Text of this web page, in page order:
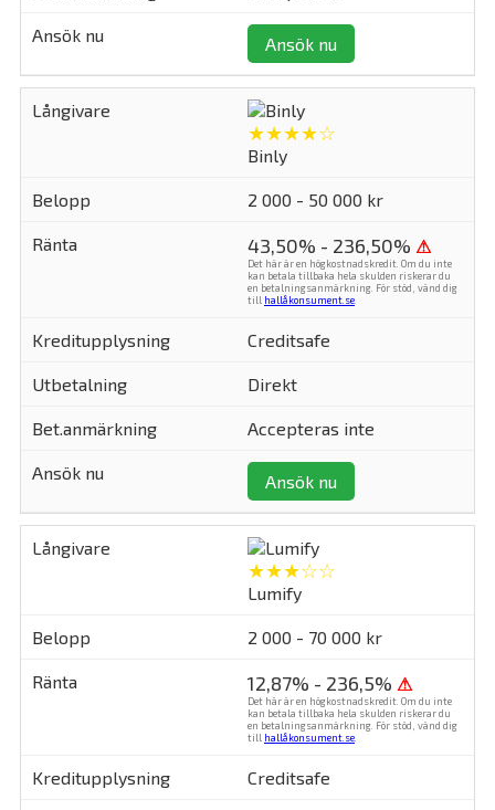
Ansök nu
★★★★☆
Binly
2 000 - 50 000 kr
43,50% - 236,50% ⚠
Det här är en högkostnadskredit. Om du inte
kan betala tillbaka hela skulden riskerar du
en betalningsanmärkning. För stöd, vänd dig
till hallåkonsument.se
Creditsafe
Direkt
Accepteras inte
Ansök nu
★★★☆☆
Lumify
2 000 - 70 000 kr
12,87% - 236,5% ⚠
Det här är en högkostnadskredit. Om du inte
kan betala tillbaka hela skulden riskerar du
en betalningsanmärkning. För stöd, vänd dig
till hallåkonsument.se
Creditsafe